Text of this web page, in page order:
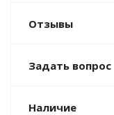
Отзывы
Задать вопрос
Наличие